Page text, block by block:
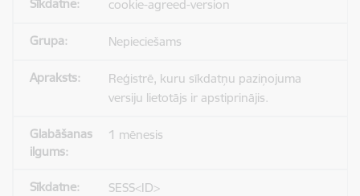
cookie-agreed-version
Nepieciešams
Reģistrē, kuru sīkdatņu paziņojuma
versiju lietotājs ir apstiprinājis.
1 mēnesis
SESS<ID>